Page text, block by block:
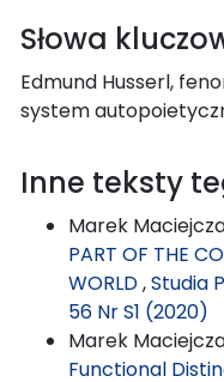
Słowa
Edmund Husserl,
system
Inne teksty
Marek
PART OF THE
WORLD,Studia
56 Nr S1 (2020)
Marek
Functional